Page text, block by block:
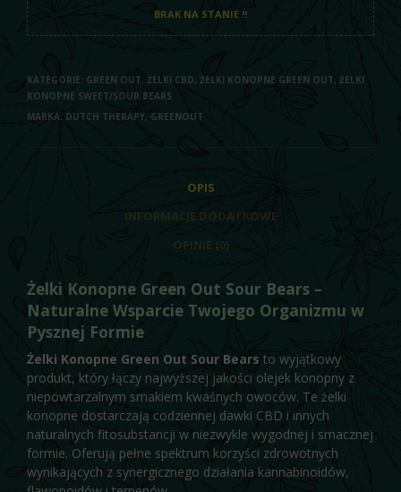
BRAK NA STANIE !!
KATEGORIE: GREEN OUT, ŻELKI CBD, ŻELKI KONOPNE GREEN OUT, ŻELKI
KONOPNE SWEET/SOUR BEARS
MARKA: DUTCH THERAPY, GREENOUT
OPIS
INFORMACJE DODATKOWE
OPINIE (0)
Żelki Konopne Green Out Sour Bears –
Naturalne Wsparcie Twojego Organizmu w
Pysznej Formie
Żelki Konopne Green Out Sour Bears to wyjątkowy
produkt, który łączy najwyższej jakości olejek konopny z
niepowtarzalnym smakiem kwaśnych owoców. Te żelki
konopne dostarczają codziennej dawki CBD i innych
naturalnych fitosubstancji w niezwykle wygodnej i smacznej
formie. Oferują pełne spektrum korzyści zdrowotnych
wynikających z synergicznego działania kannabinoidów,